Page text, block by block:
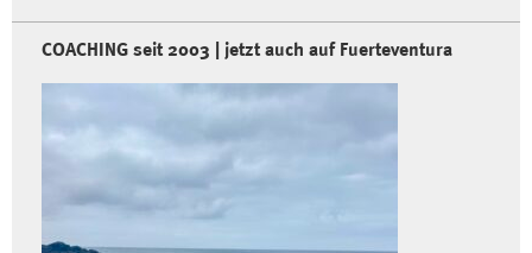
COACHING seit 2003 | jetzt auch auf Fuerteventura